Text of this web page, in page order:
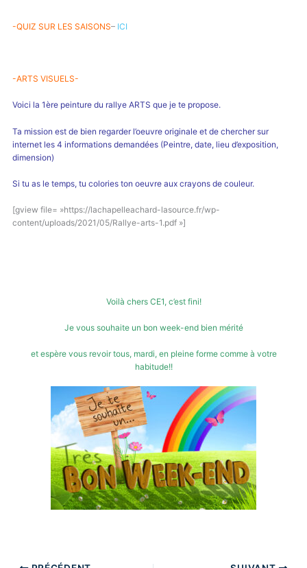
-QUIZ SUR LES SAISONS– ICI
-ARTS VISUELS-
Voici la 1ère peinture du rallye ARTS que je te propose.
Ta mission est de bien regarder l’oeuvre originale et de chercher sur
internet les 4 informations demandées (Peintre, date, lieu d’exposition,
dimension)
Si tu as le temps, tu colories ton oeuvre aux crayons de couleur.
[gview file= »https://lachapelleachard-lasource.fr/wp-
content/uploads/2021/05/Rallye-arts-1.pdf »]
Voilà chers CE1, c’est fini!
Je vous souhaite un bon week-end bien mérité
et espère vous revoir tous, mardi, en pleine forme comme à votre
habitude!!